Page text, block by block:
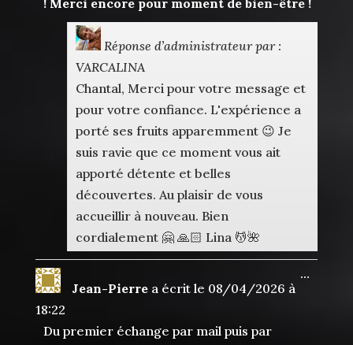
! Merci encore pour moment de bien-être !
Réponse d’administrateur par :
VARCALINA
Chantal, Merci pour votre message et
pour votre confiance. L'expérience a
porté ses fruits apparemment 😉 Je
suis ravie que ce moment vous ait
apporté détente et belles
découvertes. Au plaisir de vous
accueillir à nouveau. Bien
cordialement 🤗 🙏🏻 Lina 💆🌺
Jean-Pierre a écrit le 08/04/2026 à
18:22
Du premier échange par mail puis par
...